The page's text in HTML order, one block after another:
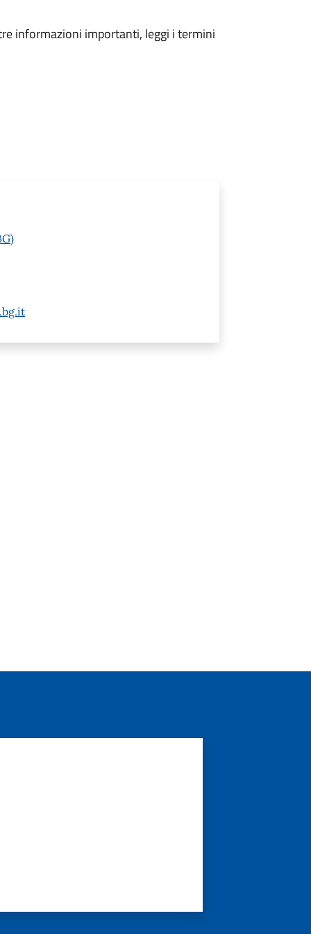
informazioni importanti, leggi i termini